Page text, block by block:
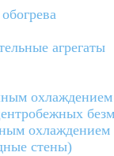
агрегаты
охлаждением
стены)